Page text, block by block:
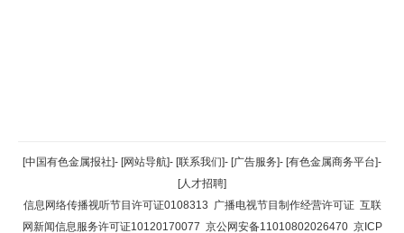
返回顶部
返回首页
[中国有色金属报社]- [网站导航]- [联系我们]- [广告服务]- [有色金属商务平台]-
[人才招聘]
信息网络传播视听节目许可证0108313 广播电视节目制作经营许可证 互联
网新闻信息服务许可证10120170077 京公网安备11010802026470 京ICP